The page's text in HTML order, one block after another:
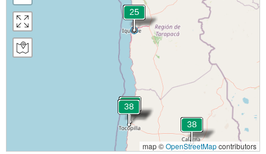
map ©OpenStreetMapcontributors